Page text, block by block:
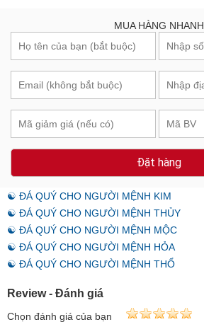
MUA HÀNG NHANH
Đặt hàng
☯ ĐÁ QUÝ CHO NGƯỜI MỆNH KIM
☯ ĐÁ QUÝ CHO NGƯỜI MỆNH THỦY
☯ ĐÁ QUÝ CHO NGƯỜI MỆNH MỘC
☯ ĐÁ QUÝ CHO NGƯỜI MỆNH HỎA
☯ ĐÁ QUÝ CHO NGƯỜI MỆNH THỔ
Review - Đánh giá
Chọn đánh giá của bạn